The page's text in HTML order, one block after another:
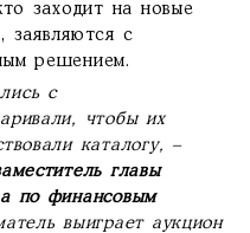
заходит на новые
заявляются с
решением.
с
чтобы их
каталогу,
–
главы
по финансовым
выиграет аукцион